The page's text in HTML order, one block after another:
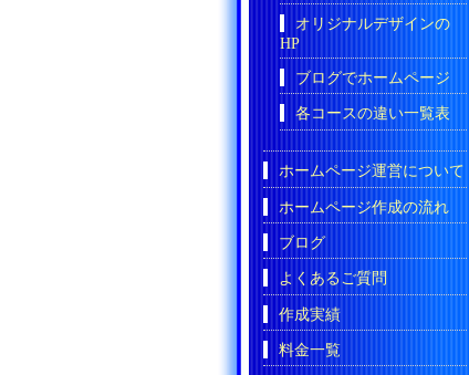
オリジナルデザインの
HP
ブログでホームページ
各コースの違い一覧表
ホームページ運営について
ホームページ作成の流れ
ブログ
よくあるご質問
作成実績
料金一覧